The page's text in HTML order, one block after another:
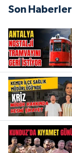
Son Haberler